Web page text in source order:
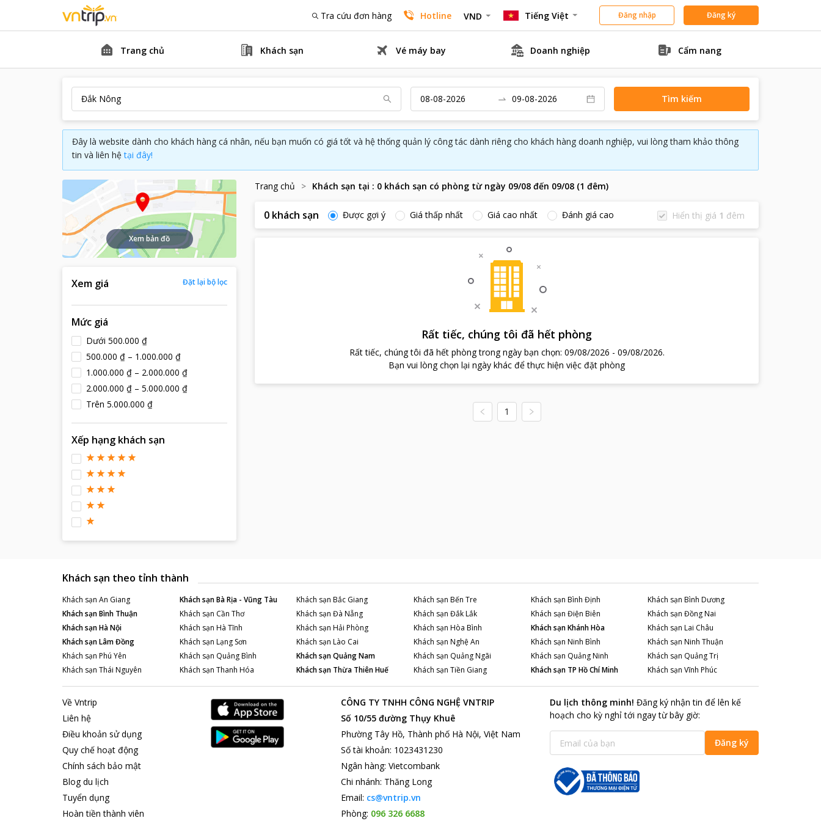
Tra cứu đơn hàng Hotline VND Tiếng Việt Đăng nhập Đăng ký
Trang chủ Khách sạn Vé máy bay Doanh nghiệp Cẩm nang
Tìm kiếm
Đây là website dành cho khách hàng cá nhân, nếu bạn muốn có giá tốt và hệ thống quản lý công tác dành riêng cho khách hàng doanh nghiệp, vui lòng tham khảo thông
tin và liên hệ tại đây!
Xem bản đồ
Xem giá
Mức giá
Dưới 500.000 ₫
500.000 ₫ – 1.000.000 ₫
1.000.000 ₫ – 2.000.000 ₫
2.000.000 ₫ – 5.000.000 ₫
Trên 5.000.000 ₫
Xếp hạng khách sạn
Đặt lại bộ lọc
Trang chủ Khách sạn tại : 0 khách sạn có phòng từ ngày 09/08 đến 09/08 (1 đêm)
0 khách sạn Được gợi ý Giá thấp nhất Giá cao nhất Đánh giá cao Hiển thị giá 1 đêm
Rất tiếc, chúng tôi đã hết phòng
Rất tiếc, chúng tôi đã hết phòng trong ngày bạn chọn: 09/08/2026 - 09/08/2026.
Bạn vui lòng chọn lại ngày khác để thực hiện việc đặt phòng
1
Khách sạn theo tỉnh thành
Khách sạn An Giang Khách sạnBà Rịa - Vũng Tàu Khách sạn Bắc Giang Khách sạn Bến Tre Khách sạn Bình Định Khách sạn Bình Dương
Khách sạnBình Thuận Khách sạn Cần Thơ Khách sạn Đà Nẵng Khách sạn Đắk Lắk Khách sạn Điện Biên Khách sạn Đồng Nai
Khách sạnHà Nội Khách sạn Hà Tĩnh Khách sạn Hải Phòng Khách sạn Hòa Bình Khách sạnKhánh Hòa Khách sạn Lai Châu
Khách sạnLâm Đồng Khách sạn Lạng Sơn Khách sạn Lào Cai Khách sạn Nghệ An Khách sạn Ninh Bình Khách sạn Ninh Thuận
Khách sạn Phú Yên Khách sạn Quảng Bình Khách sạnQuảng Nam Khách sạn Quảng Ngãi Khách sạn Quảng Ninh Khách sạn Quảng Trị
Khách sạn Thái Nguyên Khách sạn Thanh Hóa Khách sạn Thừa Thiên Huế Khách sạn Tiền Giang Khách sạn TP Hồ Chí Minh Khách sạn Vĩnh Phúc
Về Vntrip
Liên hệ
Điều khoản sử dụng
Quy chế hoạt động
Chính sách bảo mật
Blog du lịch
Tuyển dụng
Hoàn tiền thành viên
CÔNG TY TNHH CÔNG NGHỆ VNTRIP
Số 10/55 đường Thụy Khuê
Phường Tây Hồ, Thành phố Hà Nội, Việt Nam
Số tài khoản: 1023431230
Ngân hàng: Vietcombank
Chi nhánh: Thăng Long
Email: cs@vntrip.vn
Phòng: 096 326 6688
Du lịch thông minh! Đăng ký nhận tin để lên kế
hoạch cho kỳ nghỉ tới ngay từ bây giờ:
Đăng ký